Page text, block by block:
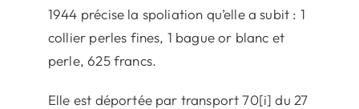
1944 précise la spoliation qu’elle a subit : 1
collier perles fines, 1 bague or blanc et
perle, 625 francs.
Elle est déportée par transport 70[i] du 27